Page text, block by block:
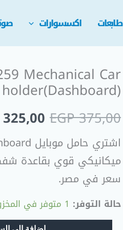
طابعات اكسسوارات
Mechanical Car
holder(Dashboard) حامل موبايل
EGP375,00
السعر
هو:
325,00
ميكانيكي قوي بقاعدة
سعر في مصر.
حالة التوفر: 1 متوفر في المخزون